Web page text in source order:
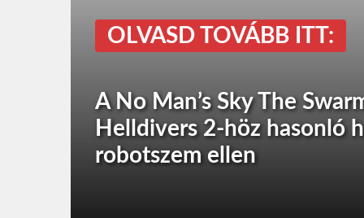
OLVASD TOVÁBB ITT:
A No Man’s Sky The
Helldivers 2-höz hasonló
robotszem ellen